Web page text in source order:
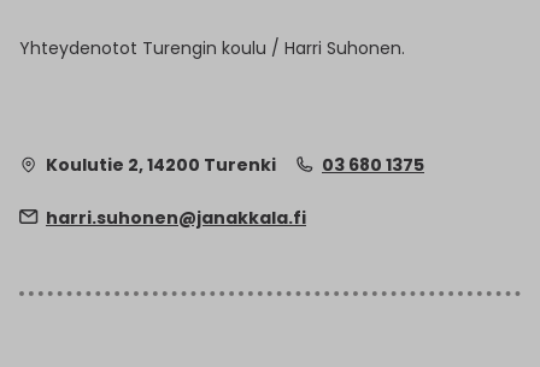
Yhteydenotot Turengin koulu / Harri Suhonen.
Koulutie 2, 14200 Turenki 03 680 1375
harri.suhonen@janakkala.fi